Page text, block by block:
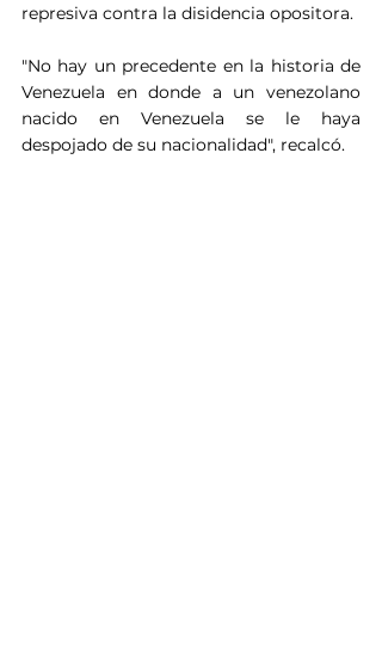
represiva contra la disidencia opositora.
"No hay un precedente en la historia de
Venezuela en donde a un venezolano
nacido en Venezuela se le haya
despojado de su nacionalidad", recalcó.